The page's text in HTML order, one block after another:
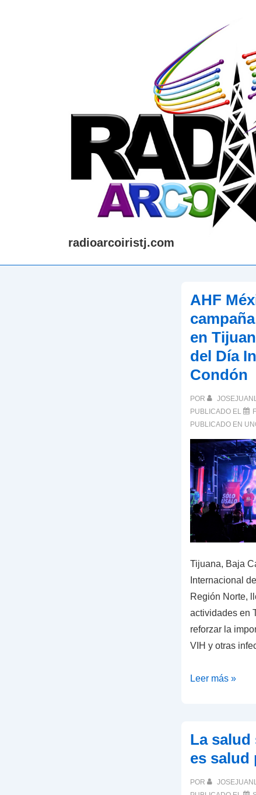
radioarcoiristj.com
AHF
en
del Día
Condón
POR
PUBLICADO EL
PUBLICADO EN
Tijuana, Baja
Internacional
Región Norte,
actividades en
reforzar la
VIH y otras
AHF
campaña
“¡Solo
úsalo!”
en
Leer más »
La salud
es salud
POR